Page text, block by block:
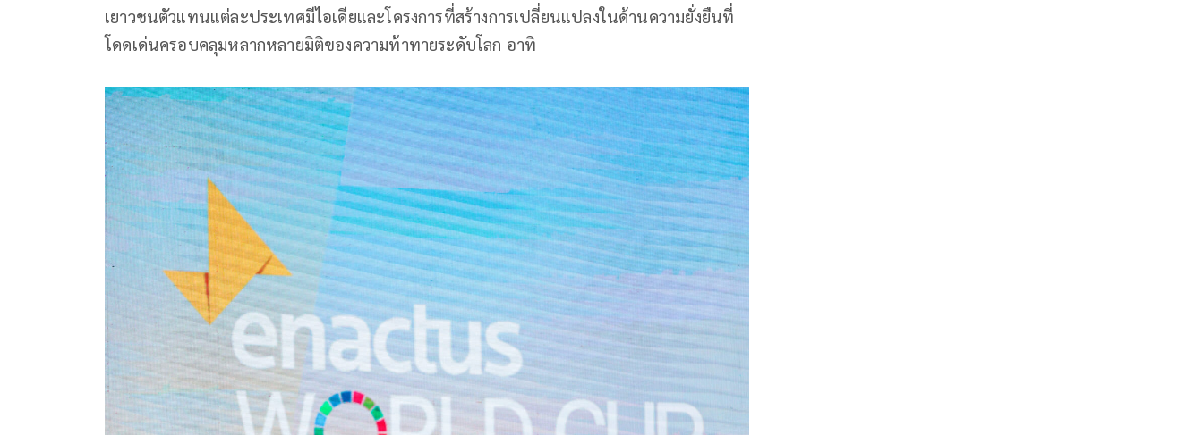
เยาวชนตัวแทนแต่ละประเทศมีไอเดียและโครงการที่สร้างการเปลี่ยนแปลงในด้านความยั่งยืนที่
โดดเด่นครอบคลุมหลากหลายมิติของความท้าทายระดับโลก อาทิ